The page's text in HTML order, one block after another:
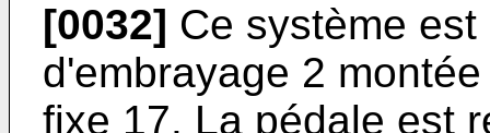
[0032] Ce système
d'embrayage 2
fixe 17. La pédale est